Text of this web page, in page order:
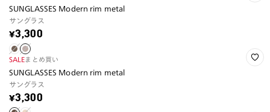
SUNGLASSES Modern rim metal
サングラス
¥3,300
SALEまとめ買い
SUNGLASSES Modern rim metal
サングラス
¥3,300